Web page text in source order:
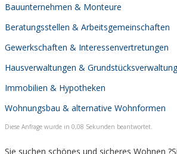
Bauunternehmen & Monteure
Beratungsstellen & Arbeitsgemeinschaften
Gewerkschaften & Interessenvertretungen
Hausverwaltungen &
Immobilien & Hypotheken
Wohnungsbau & alternative Wohnformen
Diese Anfrage wurde in 0,08 Sekunden beantwortet.
Sie suchen schönes und sicheres Wohnen